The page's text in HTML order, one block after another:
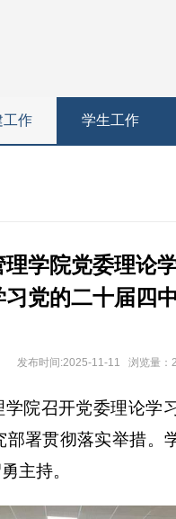
工作 学生工作
学院党委理论
习党的二十届四
发布时间:2025-11-11 浏览量：
院召开党委理论
署贯彻落实举措。
主持。